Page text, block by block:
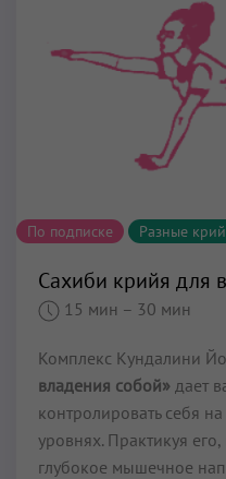
По подписке Разные
Сахиби крийя для
15 мин – 30 мин
Комплекс Кундалини
владения собой» дает
контролировать себя
уровнях. Практикуя
глубокое мышечное